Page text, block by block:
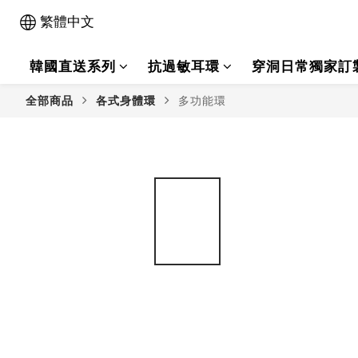
繁體中文
韓國直送系列 抗過敏耳環 穿洞日常獨家訂
全部商品 各式身體環 多功能環